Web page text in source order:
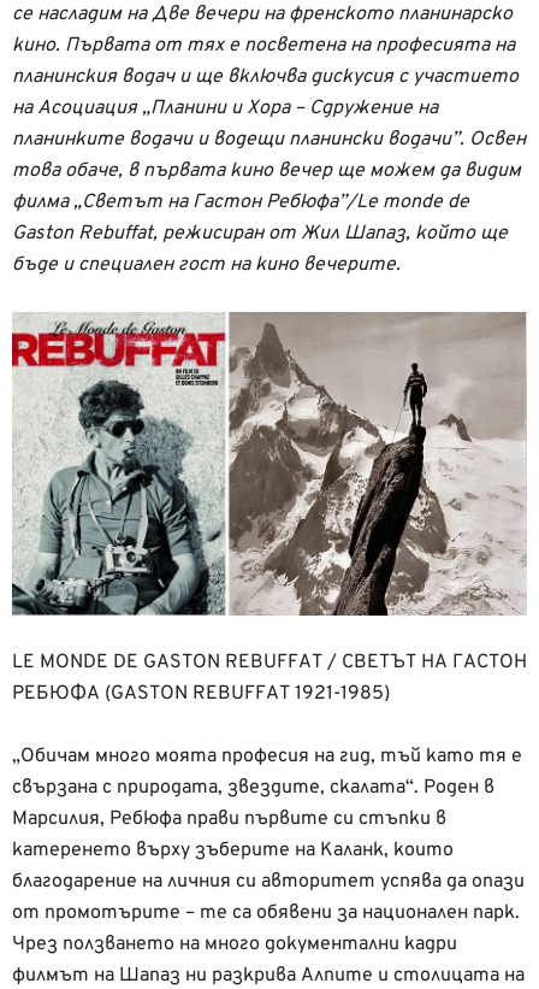
се насладим на Две вечери на френското планинарско
кино. Първата от тях е посветена на професията на
планинския водач и ще включва дискусия с участието
на Асоциация „Планини и Хора – Сдружение на
планинките водачи и водещи планински водачи”. Освен
това обаче, в първата кино вечер ще можем да видим
филма „Светът на Гастон Ребюфа”/Le monde de
Gaston Rebuffat, режисиран от Жил Шапаз, който ще
бъде и специален гост на кино вечерите.
LE MONDE DE GASTON REBUFFAT / СВЕТЪТ НА ГАСТОН
РЕБЮФА (GASTON REBUFFAT 1921-1985)
„Обичам много моята професия на гид, тъй като тя е
свързана с природата, звездите, скалата“. Роден в
Марсилия, Ребюфа прави първите си стъпки в
катеренето върху зъберите на Каланк, които
благодарение на личния си авторитет успява да опази
от промотърите – те са обявени за национален парк.
Чрез ползването на много документални кадри
филмът на Шапаз ни разкрива Алпите и столицата на